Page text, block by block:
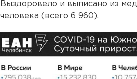
Выздоровело и выписано из
человека (всего 6 960).